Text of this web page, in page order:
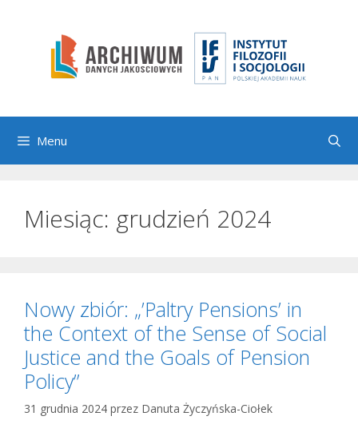
Menu
Miesiąc: grudzień 2024
Nowy zbiór: „’Paltry Pensions’ in
the Context of the Sense of Social
Justice and the Goals of Pension
Policy”
31 grudnia 2024 przez Danuta Życzyńska-Ciołek